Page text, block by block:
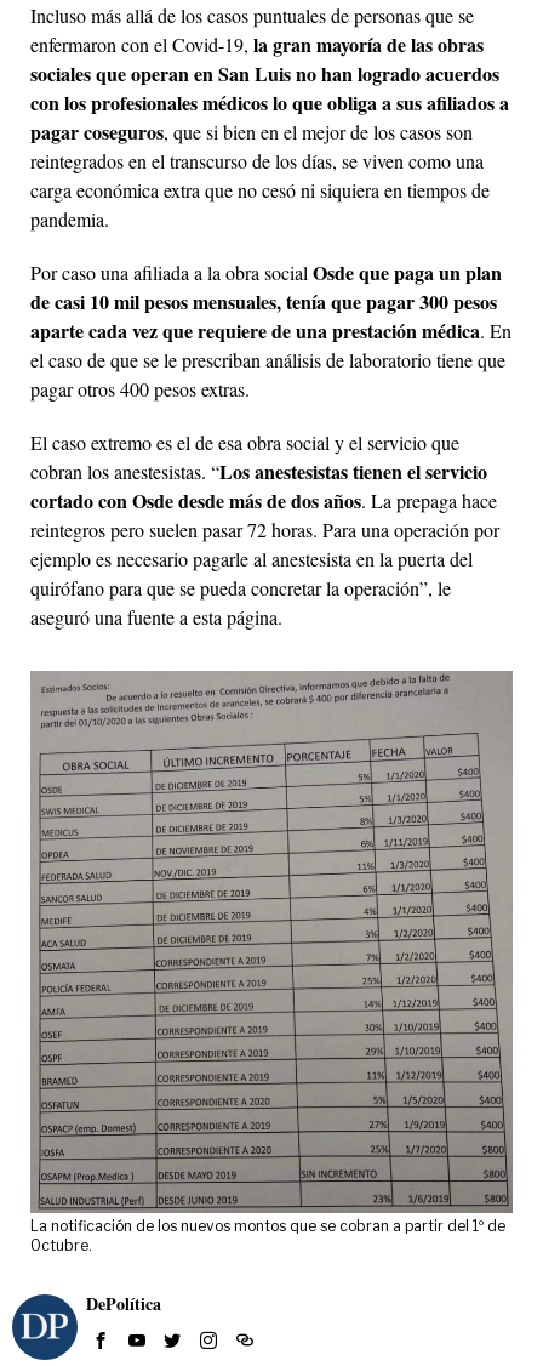
Incluso más allá de los casos puntuales de personas que se
enfermaron con el Covid-19, la gran mayoría de las obras
sociales que operan en San Luis no han logrado acuerdos
con los profesionales médicos lo que obliga a sus afiliados a
pagar coseguros, que si bien en el mejor de los casos son
reintegrados en el transcurso de los días, se viven como una
carga económica extra que no cesó ni siquiera en tiempos de
pandemia.
Por caso una afiliada a la obra social Osde que paga un plan
de casi 10 mil pesos mensuales, tenía que pagar 300 pesos
aparte cada vez que requiere de una prestación médica. En
el caso de que se le prescriban análisis de laboratorio tiene que
pagar otros 400 pesos extras.
El caso extremo es el de esa obra social y el servicio que
cobran los anestesistas. “Los anestesistas tienen el servicio
cortado con Osde desde más de dos años. La prepaga hace
reintegros pero suelen pasar 72 horas. Para una operación por
ejemplo es necesario pagarle al anestesista en la puerta del
quirófano para que se pueda concretar la operación”, le
aseguró una fuente a esta página.
La notificación de los nuevos montos que se cobran a partir del 1º de
Octubre.
DePolítica